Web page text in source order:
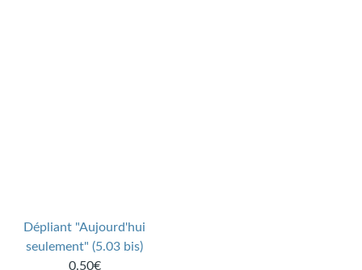
Dépliant "Aujourd'hui
seulement" (5.03 bis)
0.50€